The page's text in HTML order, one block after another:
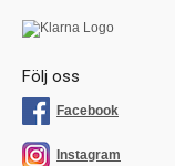
Följ oss
Facebook
Instagram